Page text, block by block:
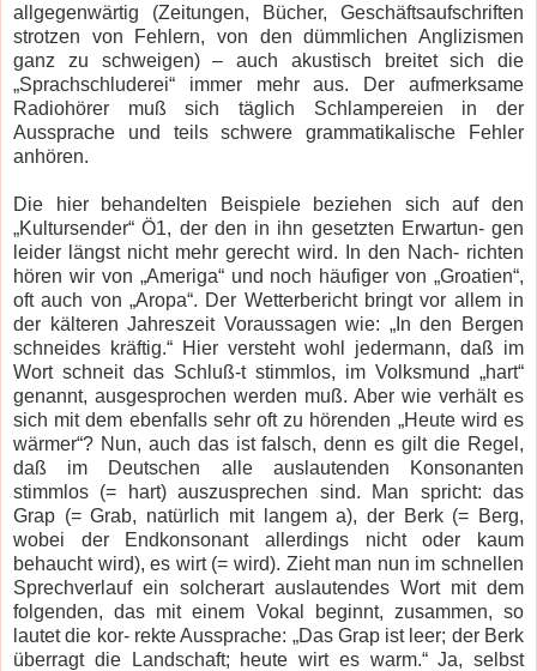
allgegenwärtig (Zeitungen, Bücher, Geschäftsaufschriften
strotzen von Fehlern, von den dümmlichen Anglizismen
ganz zu schweigen) – auch akustisch breitet sich die
„Sprachschluderei“ immer mehr aus. Der aufmerksame
Radiohörer muß sich täglich Schlampereien in der
Aussprache und teils schwere grammatikalische Fehler
anhören.
Die hier behandelten Beispiele beziehen sich auf den
„Kultursender“ Ö1, der den in ihn gesetzten Erwartun- gen
leider längst nicht mehr gerecht wird. In den Nach- richten
hören wir von „Ameriga“ und noch häufiger von „Groatien“,
oft auch von „Aropa“. Der Wetterbericht bringt vor allem in
der kälteren Jahreszeit Voraussagen wie: „In den Bergen
schneides kräftig.“ Hier versteht wohl jedermann, daß im
Wort schneit das Schluß-t stimmlos, im Volksmund „hart“
genannt, ausgesprochen werden muß. Aber wie verhält es
sich mit dem ebenfalls sehr oft zu hörenden „Heute wird es
wärmer“? Nun, auch das ist falsch, denn es gilt die Regel,
daß im Deutschen alle auslautenden Konsonanten
stimmlos (= hart) auszusprechen sind. Man spricht: das
Grap (= Grab, natürlich mit langem a), der Berk (= Berg,
wobei der Endkonsonant allerdings nicht oder kaum
behaucht wird), es wirt (= wird). Zieht man nun im schnellen
Sprechverlauf ein solcherart auslautendes Wort mit dem
folgenden, das mit einem Vokal beginnt, zusammen, so
lautet die kor- rekte Aussprache: „Das Grap ist leer; der Berk
überragt die Landschaft; heute wirt es warm.“ Ja, selbst